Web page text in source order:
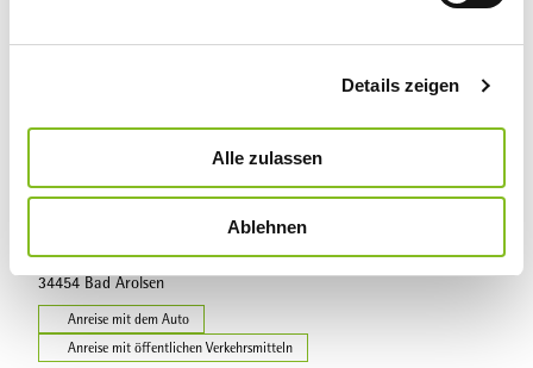
Details zeigen
Alle zulassen
Ablehnen
Veranstaltungsort
Schloßstraße 27
34454 Bad Arolsen
Anreise mit dem Auto
Anreise mit öffentlichen Verkehrsmitteln